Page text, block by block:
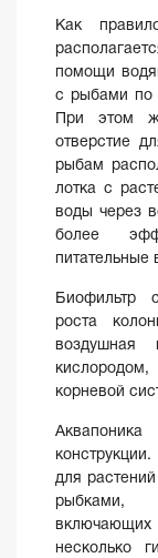
Как
помощи
с рыбами по
При этом
отверстие
рыбам
лотка с
воды через
более
питательные
Биофильтр
роста
воздушная
корневой
для
рыбками,
несколько